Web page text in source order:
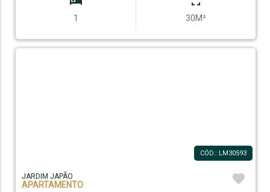
1 30M²
CÓD.: LM30593
JARDIM JAPÃO
APARTAMENTO